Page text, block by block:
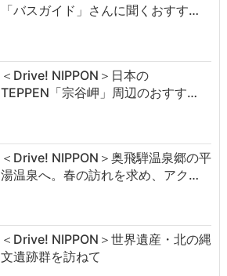
「バスガイド」さんに聞くおすす…
＜Drive! NIPPON＞日本の
TEPPEN「宗谷岬」周辺のおすす…
＜Drive! NIPPON＞奥飛騨温泉郷の平
湯温泉へ。春の訪れを求め、アク…
＜Drive! NIPPON＞世界遺産・北の縄
文遺跡群を訪ねて